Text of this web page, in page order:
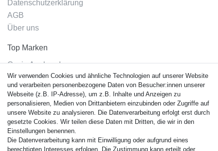
Datenschutzerklärung
AGB
Über uns
Top Marken
Casio Armband
Festina Armband
Citizen Armband
M. Lacroix Armband
J. Lemans Armband
Uhrenarmbänder - Alle
Sicherheit
Wir verwenden Cookies und ähnliche Technologien auf unserer Website
und verarbeiten personenbezogene Daten von Besucher:innen unserer
Webseite (z.B. IP-Adresse), um z.B. Inhalte und Anzeigen zu
personalisieren, Medien von Drittanbietern einzubinden oder Zugriffe auf
unsere Website zu analysieren. Die Datenverarbeitung erfolgt erst durch
gesetzte Cookies. Wir teilen diese Daten mit Dritten, die wir in den
Einstellungen benennen.
Die Datenverarbeitung kann mit Einwilligung oder aufgrund eines
berechtigten Interesses erfolgen. Die Zustimmung kann erteilt oder